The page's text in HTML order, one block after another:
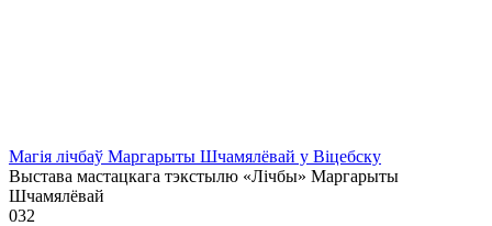
Магія лічбаў Маргарыты Шчамялёвай у Віцебску
Выстава мастацкага тэкстылю «Лічбы» Маргарыты
Шчамялёвай
032